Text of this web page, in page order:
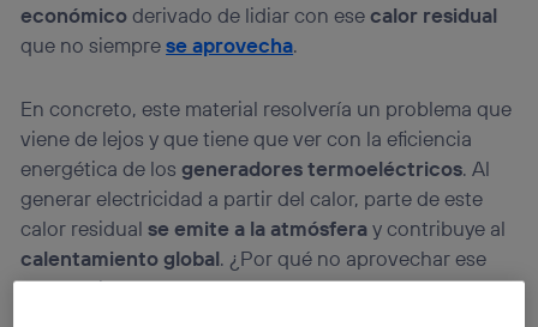
económicoderivado de lidiar con esecalor residual
que no siemprese aprovecha.
En concreto, este material resolvería un problema que
viene de lejos y que tiene que ver con la eficiencia
energética de losgeneradores termoeléctricos. Al
generar electricidad a partir del calor, parte de este
calor residualse emite a la atmósferay contribuye al
calentamiento global. ¿Por qué no aprovechar ese
calor residual?